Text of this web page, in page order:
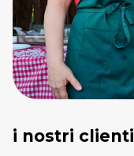
i nostri clienti